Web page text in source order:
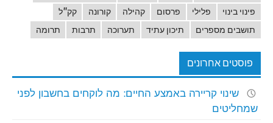
פינוי בינוי
פלילי פרסום קהילה קורונה
קק"ל
תושבים מספרים
תיכון עתיד תערוכה תרבות תרומה
פוסטים אחרונים
שינוי קריירה באמצע החיים: מה לוקחים בחשבון לפני
שמחליטים